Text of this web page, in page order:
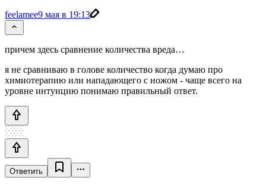
feelamee9 мая в 19:13
причем здесь сравнение количества вреда…
я не сравниваю в голове количество когда думаю про
химиотерапию или нападающего с ножом - чаще всего на
уровне интуицию понимаю правильный ответ.
Ответить